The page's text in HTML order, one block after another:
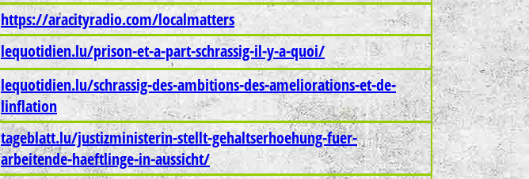
https://aracityradio.com/localmatters
lequotidien.lu/prison-et-a-part-schrassig-il-y-a-quoi/
lequotidien.lu/schrassig-des-ambitions-des-ameliorations-et-de-
linflation
tageblatt.lu/justizministerin-stellt-gehaltserhoehung-fuer-
arbeitende-haeftlinge-in-aussicht/